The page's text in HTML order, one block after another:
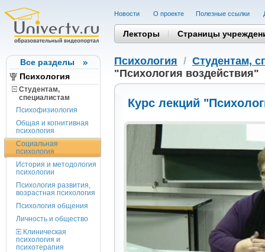
Все разделы
Психология
Студентам,
cпециалистам
Психофизиология
Общая и когнитивная
психология
Социальная
психология
История и методология
психологии
Психология развития,
возрастная психология
Психология общения
Личность и общество
Клиническая
психология и
психотерапия
Новости О проекте Полезные cсылки
Лекторы Страницы
Психология / Студентам,
"Психология воздействия"
Курс лекций